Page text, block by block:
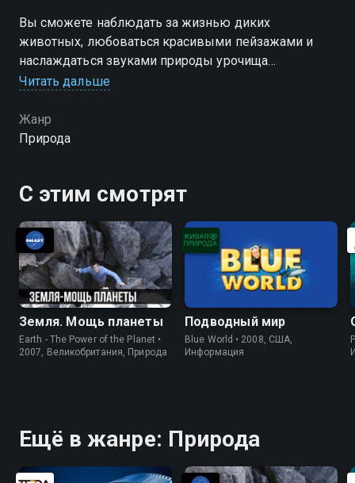
Вы сможете наблюдать за жизнью диких
животных, любоваться красивыми пейзажами и
наслаждаться звуками природы урочища
Ештыкколь
Читать дальше
Жанр
Природа
С этим смотрят
Земля. Мощь планеты
Earth - The Power of the Planet •
2007, Великобритания, Природа
Подводный мир
Blue World • 2008, США,
Информация
Ещё в жанре: Природа